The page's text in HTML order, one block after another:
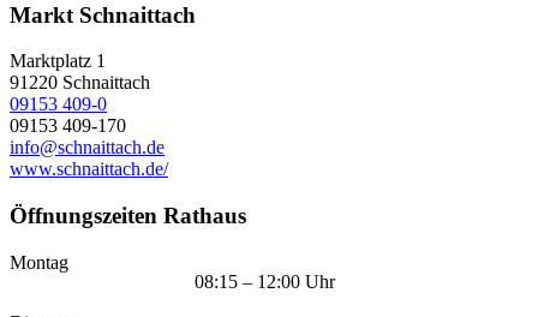
Markt Schnaittach
Marktplatz 1
91220 Schnaittach
09153 409-0
09153 409-170
info@schnaittach.de
www.schnaittach.de/
Öffnungszeiten Rathaus
Montag
08:15 – 12:00 Uhr